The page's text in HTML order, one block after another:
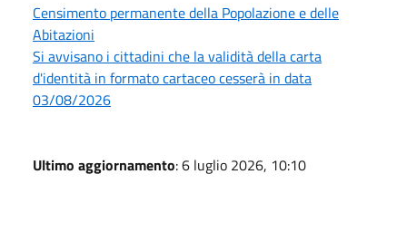
Censimento permanente della Popolazione e delle
Abitazioni
Si avvisano i cittadini che la validità della carta
d'identità in formato cartaceo cesserà in data
03/08/2026
Ultimo aggiornamento: 6 luglio 2026, 10:10